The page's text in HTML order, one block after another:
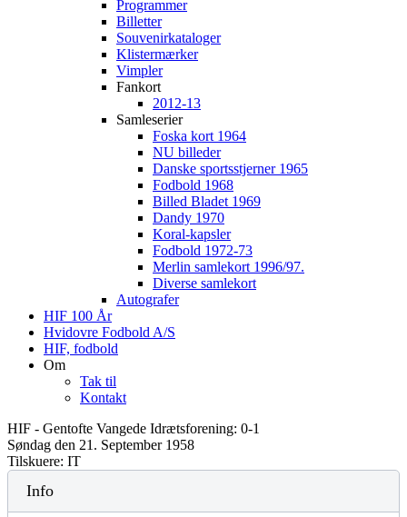
Programmer
Billetter
Souvenirkataloger
Klistermærker
Vimpler
Fankort
2012-13
Samleserier
Foska kort 1964
NU billeder
Danske sportsstjerner 1965
Fodbold 1968
Billed Bladet 1969
Dandy 1970
Koral-kapsler
Fodbold 1972-73
Merlin samlekort 1996/97.
Diverse samlekort
Autografer
HIF 100 År
Hvidovre Fodbold A/S
HIF, fodbold
Om
Tak til
Kontakt
HIF - Gentofte Vangede Idrætsforening: 0-1
Søndag den 21. September 1958
Tilskuere: IT
Info